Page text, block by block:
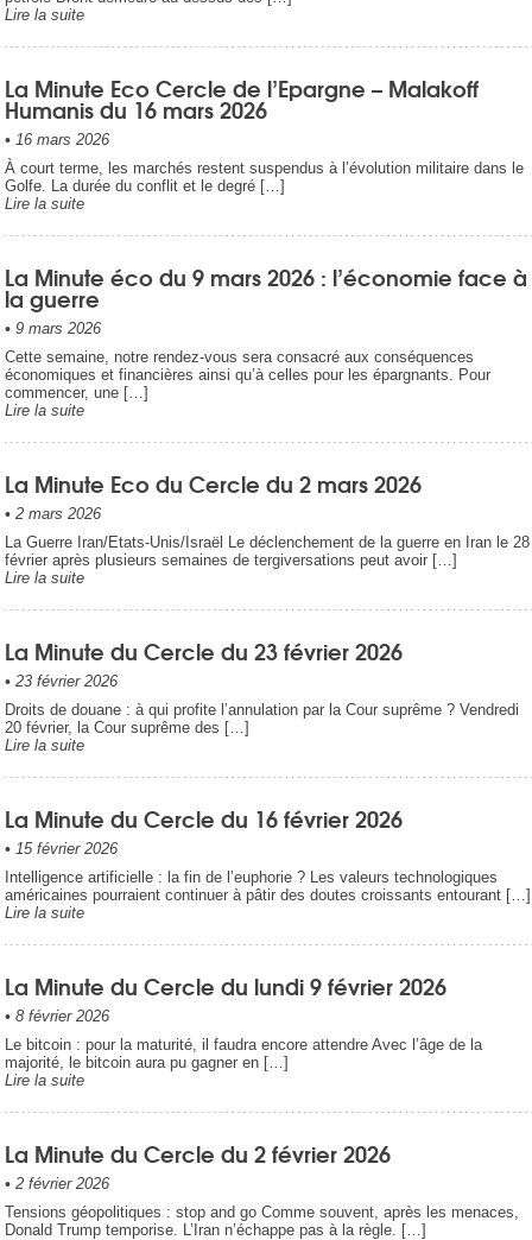
Lire la suite
La Minute Eco Cercle de l’Epargne – Malakoff
Humanis du 16 mars 2026
• 16 mars 2026
À court terme, les marchés restent suspendus à l’évolution militaire dans le
Golfe. La durée du conflit et le degré […]
Lire la suite
La Minute éco du 9 mars 2026 : l’économie face à
la guerre
• 9 mars 2026
Cette semaine, notre rendez-vous sera consacré aux conséquences
économiques et financières ainsi qu’à celles pour les épargnants. Pour
commencer, une […]
Lire la suite
La Minute Eco du Cercle du 2 mars 2026
• 2 mars 2026
La Guerre Iran/Etats-Unis/Israël Le déclenchement de la guerre en Iran le 28
février après plusieurs semaines de tergiversations peut avoir […]
Lire la suite
La Minute du Cercle du 23 février 2026
• 23 février 2026
Droits de douane : à qui profite l’annulation par la Cour suprême ? Vendredi
20 février, la Cour suprême des […]
Lire la suite
La Minute du Cercle du 16 février 2026
• 15 février 2026
Intelligence artificielle : la fin de l’euphorie ? Les valeurs technologiques
américaines pourraient continuer à pâtir des doutes croissants entourant […]
Lire la suite
La Minute du Cercle du lundi 9 février 2026
• 8 février 2026
Le bitcoin : pour la maturité, il faudra encore attendre Avec l’âge de la
majorité, le bitcoin aura pu gagner en […]
Lire la suite
La Minute du Cercle du 2 février 2026
• 2 février 2026
Tensions géopolitiques : stop and go Comme souvent, après les menaces,
Donald Trump temporise. L’Iran n’échappe pas à la règle. […]